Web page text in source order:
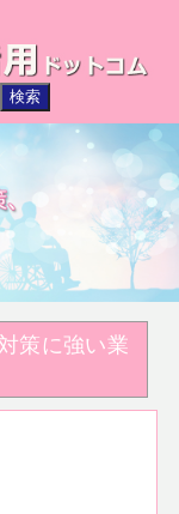
策に強い業